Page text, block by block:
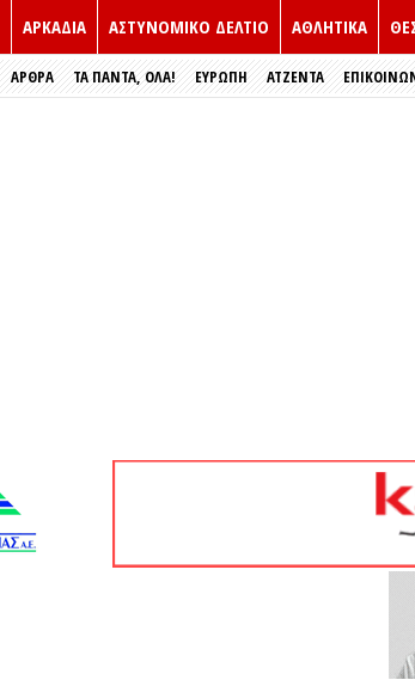
ΑΡΚΑΔΙΑ ΑΣΤΥΝΟΜΙΚΟ ΔΕΛΤΙΟ ΑΘΛΗΤΙΚΑ
ΑΡΘΡΑ ΤΑ ΠΑΝΤΑ, ΟΛΑ! ΕΥΡΏΠΗ ΑΤΖΕΝΤΑ